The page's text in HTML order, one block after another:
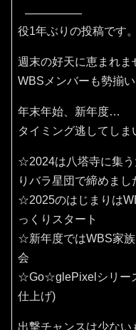
役1年ぶりの投稿です。
週末の好天に恵まれま
WBSメンバーも勢揃
年末年始、新年度…
タイミング逃してしま
☆2024は八塔寺に集う
りバラ星団で締めまし
☆2025のはじまりは
っくりスタート
☆新年度ではWBS家
会
☆Go☆glePixelシリー
仕上げ)
出撃チャンスは少ない